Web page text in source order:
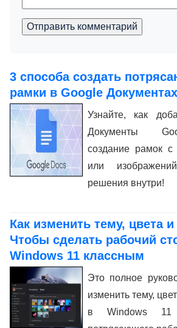
Отправить комментарий
3 способа создать
рамки в Google Документах
Узнайте, как
Документы
создание рамок
или
решения внутри!
Как изменить тему, цвета и
Чтобы сделать рабочий
Windows 11 классным
Это полное
изменить тему,
в Windows 11